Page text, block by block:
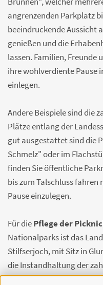
angrenzenden Parkplatz
beeindruckende Aussicht
genießen und die
lassen. Familien,
ihre wohlverdiente Pause
einlegen.
Andere Beispiele sind die
Plätze entlang der
gut ausgestattet sind die
Schmelz" oder im
finden Sie öffentliche
bis zum Talschluss fahren
Pause einzulegen.
Für diePflege der
Nationalparks ist das
Stilfserjoch, mit Sitz in
die Instandhaltung der
dieses Gebiets.